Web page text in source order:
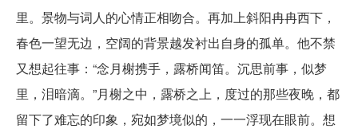
里。景物与词人的心情正相吻合。再加上斜阳冉冉西下，
春色一望无边，空阔的背景越发衬出自身的孤单。他不禁
又想起往事：“念月榭携手，露桥闻笛。沉思前事，似梦
里，泪暗滴。”月榭之中，露桥之上，度过的那些夜晚，都
留下了难忘的印象，宛如梦境似的，一一浮现在眼前。想